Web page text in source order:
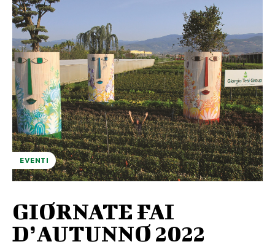
EVENTI
GIORNATE FAI
D’AUTUNNO 2022